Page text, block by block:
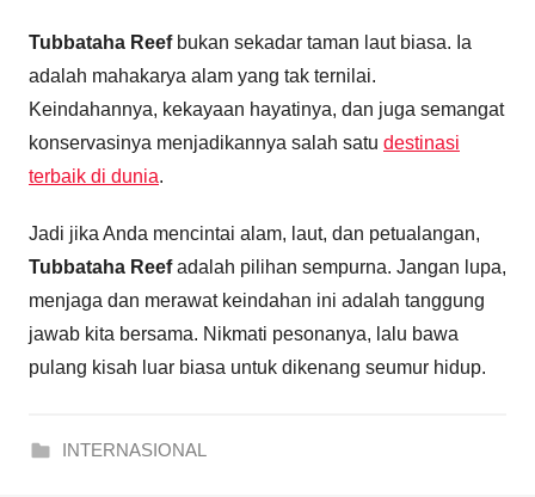
Tubbataha Reefbukan sekadar taman laut biasa. Ia
adalah mahakarya alam yang tak ternilai.
Keindahannya, kekayaan hayatinya, dan juga semangat
konservasinya menjadikannya salah satu destinasi
terbaik di dunia.
Jadi jika Anda mencintai alam, laut, dan petualangan,
Tubbataha Reefadalah pilihan sempurna. Jangan lupa,
menjaga dan merawat keindahan ini adalah tanggung
jawab kita bersama. Nikmati pesonanya, lalu bawa
pulang kisah luar biasa untuk dikenang seumur hidup.
INTERNASIONAL